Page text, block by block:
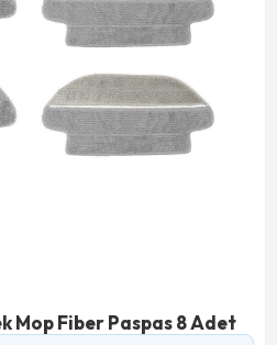
Mop Fiber Paspas 8 Adet